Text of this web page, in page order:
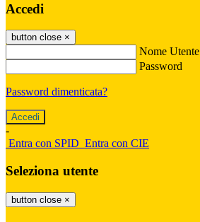
Accedi
button close ×
Nome Utente
Password
Password dimenticata?
-
Entra con SPID Entra con CIE
Seleziona utente
button close ×